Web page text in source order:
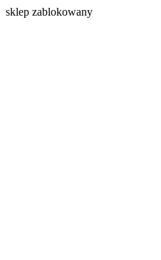
sklep zablokowany